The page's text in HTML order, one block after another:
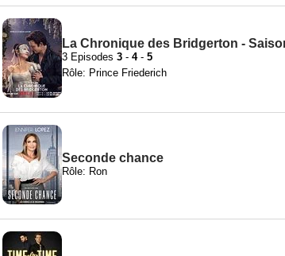
La Chronique des Bridgerton -
3 Episodes 3 - 4- 5
Rôle: Prince Friederich
Seconde chance
Rôle: Ron